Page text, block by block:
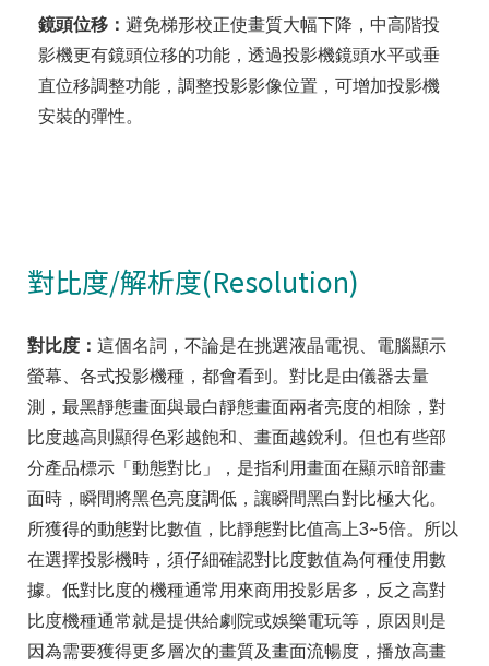
鏡頭位移： 避免梯形校正使畫質大幅下降，中高階投
影機更有鏡頭位移的功能，透過投影機鏡頭水平或垂
直位移調整功能，調整投影影像位置，可增加投影機
安裝的彈性。
對比度/解析度(Resolution)
對比度： 這個名詞，不論是在挑選液晶電視、電腦顯示
螢幕、各式投影機種，都會看到。對比是由儀器去量
測，最黑靜態畫面與最白靜態畫面兩者亮度的相除，對
比度越高則顯得色彩越飽和、畫面越銳利。但也有些部
分產品標示「動態對比」，是指利用畫面在顯示暗部畫
面時，瞬間將黑色亮度調低，讓瞬間黑白對比極大化。
所獲得的動態對比數值，比靜態對比值高上3~5倍。所以
在選擇投影機時，須仔細確認對比度數值為何種使用數
據。低對比度的機種通常用來商用投影居多，反之高對
比度機種通常就是提供給劇院或娛樂電玩等，原因則是
因為需要獲得更多層次的畫質及畫面流暢度，播放高畫